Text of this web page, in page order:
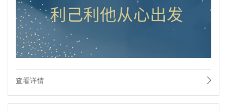
查看详情